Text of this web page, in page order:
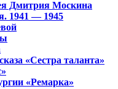
Дмитрия Москина
1941 — 1945
«Сестра таланта»
«Ремарка»